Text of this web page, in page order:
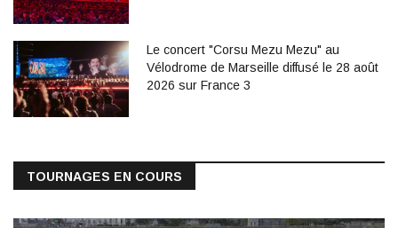
Le concert "Corsu Mezu Mezu" au
Vélodrome de Marseille diffusé le 28 août
2026 sur France 3
TOURNAGES EN COURS